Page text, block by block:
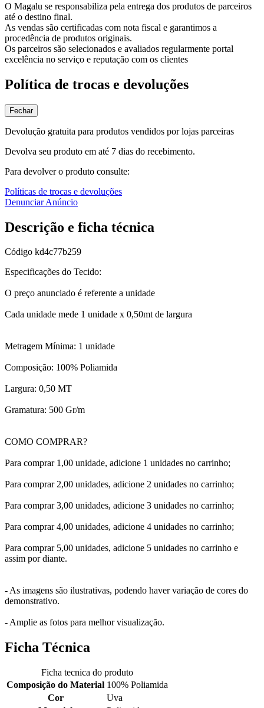
O Magalu se responsabiliza pela entrega dos produtos de parceiros
até o destino final.
As vendas são certificadas com nota fiscal e garantimos a
procedência de produtos originais.
Os parceiros são selecionados e avaliados regularmente portal
excelência no serviço e reputação com os clientes
Política de trocas e devoluções
Fechar
Devolução gratuita para produtos vendidos por lojas parceiras
Devolva seu produto em até 7 dias do recebimento.
Para devolver o produto consulte:
Políticas de trocas e devoluções
Denunciar Anúncio
Descrição e ficha técnica
Código kd4c77b259
Especificações do Tecido:
O preço anunciado é referente a unidade
Cada unidade mede 1 unidade x 0,50mt de largura
Metragem Mínima: 1 unidade
Composição: 100% Poliamida
Largura: 0,50 MT
Gramatura: 500 Gr/m
COMO COMPRAR?
Para comprar 1,00 unidade, adicione 1 unidades no carrinho;
Para comprar 2,00 unidades, adicione 2 unidades no carrinho;
Para comprar 3,00 unidades, adicione 3 unidades no carrinho;
Para comprar 4,00 unidades, adicione 4 unidades no carrinho;
Para comprar 5,00 unidades, adicione 5 unidades no carrinho e
assim por diante.
- As imagens são ilustrativas, podendo haver variação de cores do
demonstrativo.
- Amplie as fotos para melhor visualização.
Ficha Técnica
Ficha tecnica do produto
Composição do Material 100% Poliamida
Cor
Uva